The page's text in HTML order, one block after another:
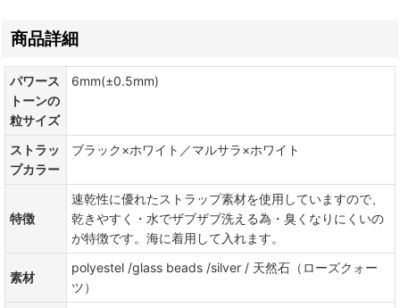
商品詳細
パワース
トーンの
粒サイズ
6mm(±0.5mm)
ストラッ
プカラー
ブラック×ホワイト／マルサラ×ホワイト
特徴
速乾性に優れたストラップ素材を使用していますので、
乾きやすく・水でザブザブ洗える為・臭くなりにくいの
が特徴です。海に着用して入れます。
素材
polyestel /glass beads /silver / 天然石（ローズクォー
ツ）